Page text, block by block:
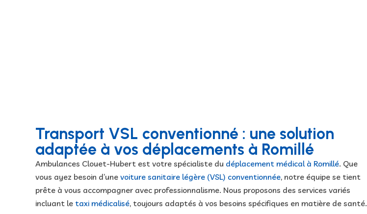
Transport VSL conventionné : une solution
adaptée à vos déplacements à Romillé
Ambulances Clouet-Hubert est votre spécialiste du déplacement médical à Romillé. Que
vous ayez besoin d’une voiture sanitaire légère (VSL) conventionnée, notre équipe se tient
prête à vous accompagner avec professionnalisme. Nous proposons des services variés
incluant le taxi médicalisé, toujours adaptés à vos besoins spécifiques en matière de santé.